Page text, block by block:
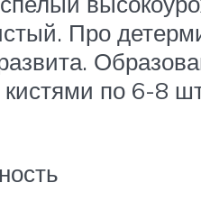
Про
по 6-8